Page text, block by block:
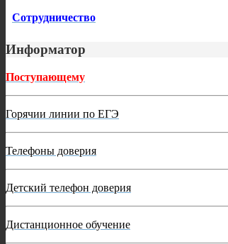
Сотрудничество
Информатор
Поступающему
Горячии линии по ЕГЭ
Телефоны доверия
Детский телефон доверия
Дистанционное обучение